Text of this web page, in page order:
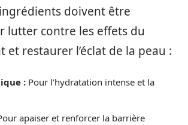
doivent être
lutter contre les effets du
et restaurer l’éclat de la peau :
: Pour l’hydratation intense et la
apaiser et renforcer la barrière